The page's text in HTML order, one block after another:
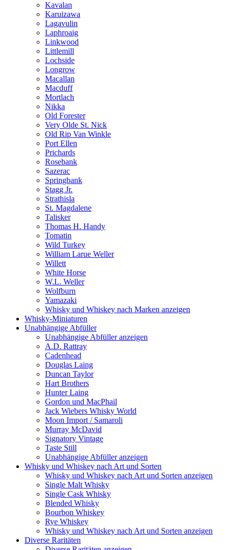
Kavalan
Karuizawa
Lagavulin
Laphroaig
Linkwood
Littlemill
Lochside
Longrow
Macallan
Macduff
Mortlach
Nikka
Old Forester
Very Olde St. Nick
Old Rip Van Winkle
Port Ellen
Prichards
Rosebank
Sazerac
Springbank
Stagg Jr.
Strathisla
St. Magdalene
Talisker
Thomas H. Handy
Tomatin
Wild Turkey
William Larue Weller
Willett
White Horse
W.L. Weller
Wolfburn
Yamazaki
Whisky und Whiskey nach Marken anzeigen
Whisky-Miniaturen
Unabhängige Abfüller
Unabhängige Abfüller anzeigen
A.D. Rattray
Cadenhead
Douglas Laing
Duncan Taylor
Hart Brothers
Hunter Laing
Gordon und MacPhail
Jack Wiebers Whisky World
Moon Import / Samaroli
Murray McDavid
Signatory Vintage
Taste Still
Unabhängige Abfüller anzeigen
Whisky und Whiskey nach Art und Sorten
Whisky und Whiskey nach Art und Sorten anzeigen
Single Malt Whisky
Single Cask Whisky
Blended Whisky
Bourbon Whiskey
Rye Whiskey
Whisky und Whiskey nach Art und Sorten anzeigen
Diverse Raritäten